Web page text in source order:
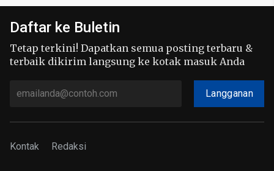
Daftar ke Buletin
Tetap terkini! Dapatkan semua posting terbaru &
terbaik dikirim langsung ke kotak masuk Anda
Langganan
Kontak Redaksi